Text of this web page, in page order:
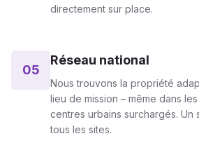
directement sur place.
05
Réseau national
Nous trouvons la propriété
lieu de mission – même dans
centres urbains surchargés. Un
tous les sites.